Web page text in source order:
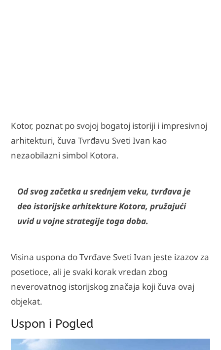
Kotor, poznat po svojoj bogatoj istoriji i impresivnoj
arhitekturi, čuva Tvrđavu Sveti Ivan kao
nezaobilazni simbol Kotora.
Od svog začetka u srednjem veku, tvrđava je
deo istorijske arhitekture Kotora, pružajući
uvid u vojne strategije toga doba.
Visina uspona do Tvrđave Sveti Ivan jeste izazov za
posetioce, ali je svaki korak vredan zbog
neverovatnog istorijskog značaja koji čuva ovaj
objekat.
Uspon i Pogled